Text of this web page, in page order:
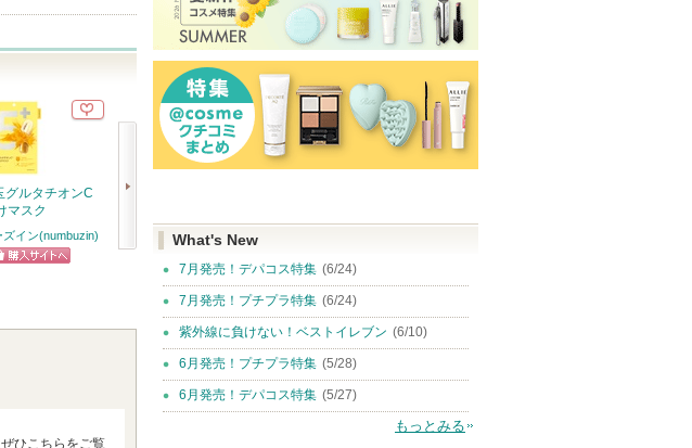
グルタチオンC
マスク
ズイン(numbuzin)
超細芯アイブロウ
ショッピン
グサイトへ
フレシングシトラスの香
アテニア
アテニアからの
お知らせがあり
ます
ショッピン
グサイトへ
メント ＦＯＲ ＤＡＩＬ
らのお知らせが
ひこちらをご覧
What's New
7月発売！デパコス特集 (6/24)
7月発売！プチプラ特集 (6/24)
紫外線に負けない！ベストイレブン (6/10)
6月発売！プチプラ特集 (5/28)
6月発売！デパコス特集 (5/27)
もっとみる